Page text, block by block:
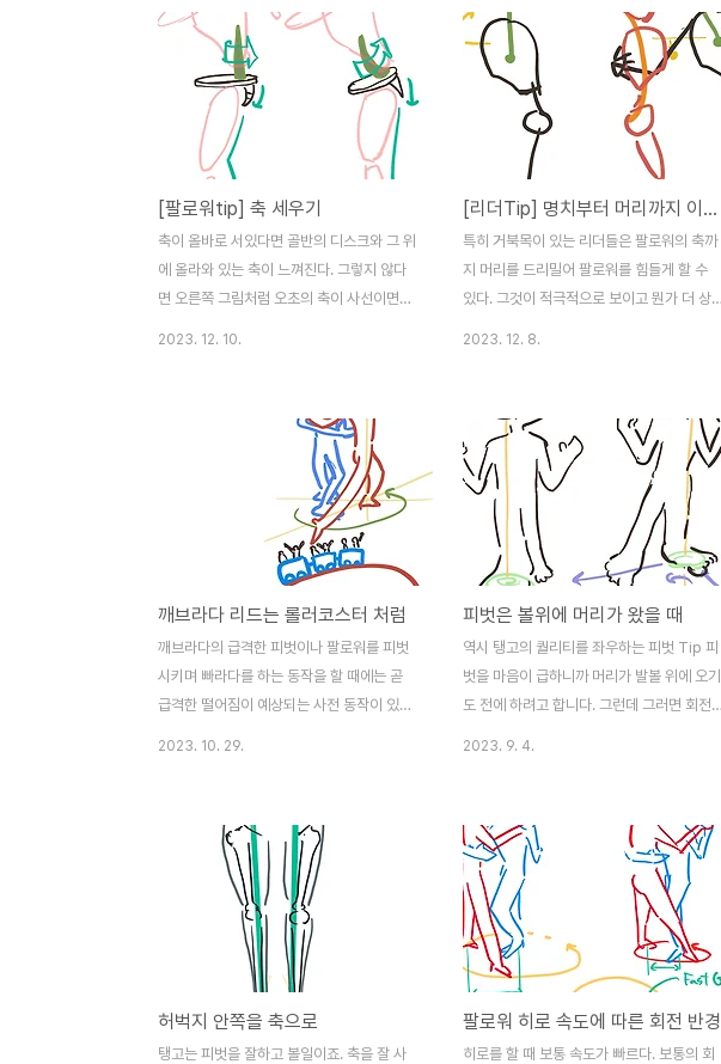
함 단연 압도적으로 편안함이 승리합니
다. 그리고 편안하게 출 수 있다면동작 익혀
나가기 쉽습니다. 춤을 편안하게 출 수 있을
때나도 즐겁고 상대도 즐겁습니다. 기술은
편안함 위에 있어야 합니다.
[팔로워tip] 축 세우기
축이 올바로 서있다면 골반의 디스크와 그 위
에 올라와 있는 축이 느껴진다. 그렇지 않다
면 오른쪽 그림처럼 오초의 축이 사선이면서
세가 되어야 원형판과 축이 세워지는데, 이것
이 쉽지는 않다. 이렇게 축을 세우면서도 자
연스러운 상체의 움직임을 가져가는게 어렵
다. 하지만 코어의 저 부분들이 쳐저 버리면
컨트롤이 잘 되지 않고, 아브라소 위주의 탱
고만 겨우 출 수 있다. 축과 편안한 포옹 모두
를 챙겨보자.
2023. 12. 10.
[리더Tip] 명치부터 머리까지 이어지는 선 지키기
특히 거북목이 있는 리더들은 팔로워의 축까
지 머리를 드리밀어 팔로워를 힘들게 할 수
있다. 그것이 적극적으로 보이고 뭔가 더 상
만 아니다. 더 물러나서 팔로워에게 공간을
주고 서로의 축을 평행으로 만날때 서로에게
자유가 주어진다. 자유로운 탱고를 그때 출
수 있다. 탱고는 균형이 중요하며 상대의 축
을 건들지 않고 춰야 하는 것이 당연함에도
그렇게 하지 않는 경우가 많다. 팔로워보다
월등히 큰 상태라면 어느 정도는 굽히는게 불
가피하지만 그렇지 않다면 자세를 바로 세우
고 팔로워와의 축을 평행으로 만나도록 해보
자.
2023. 12. 8.
깨브라다 리드는 롤러코스터 처럼
깨브라다의 급격한 피벗이나 팔로워를 피벗
시키며 빠라다를 하는 동작을 할 때에는 곧
급격한 떨어짐이 예상되는 사전 동작이 있어
춤을 춥니다. 그렇다보니 즉각적인 리드에 팔
로워가 반응하기란 한계가 있습니다. 어떤 동
작 이전에 사전 동작들이 존재하고 이 동작들
을 잘 해내야 물 흐르듯이 춤을 출 수 있습니
다. 팔로워를 급격히 피벗을 시키는 동작을
할 때에는 이 롤로코스터를 생각하듯 점점 숨
을 마시면서 훅! 떨어지는 피벗 리드를 해보
세요. 팔로워드 어어어? 점점 올라가네? 곧
2023. 10. 29.
피벗은 볼위에 머리가 왔을 때
역시 탱고의 퀄리티를 좌우하는 피벗 Tip 피
벗을 마음이 급하니까 머리가 발볼 위에 오기
도 전에 하려고 합니다. 그런데 그러면 회전
2023. 9. 4.
허벅지 안쪽을 축으로
탱고는 피벗을 잘하고 볼일이죠. 축을 잘 사
팔로워 히로 속도에 따른 회전 반경
히로를 할 때 보통 속도가 빠르다. 보통의 회